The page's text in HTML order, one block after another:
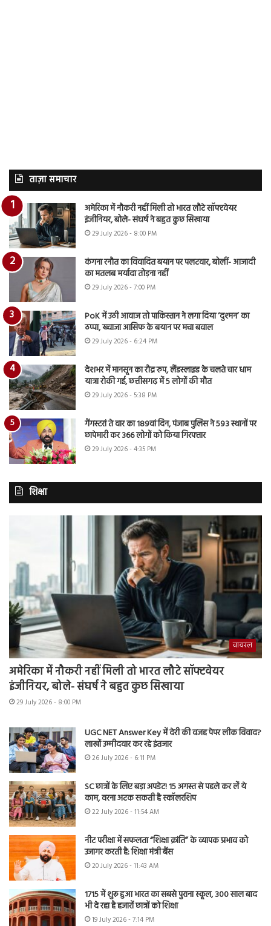
ताज़ा समाचार
अमेरिका में नौकरी नहीं मिली तो भारत लौटे सॉफ्टवेयर
इंजीनियर, बोले- संघर्ष ने बहुत कुछ सिखाया
29 July 2026 - 8:00 PM
कंगना रनौत का विवादित बयान पर पलटवार, बोलीं- आजादी
का मतलब मर्यादा तोड़ना नहीं
29 July 2026 - 7:00 PM
PoK में उठी आवाज तो पाकिस्तान ने लगा दिया ‘दुश्मन’ का
ठप्पा, ख्वाजा आसिफ के बयान पर मचा बवाल
29 July 2026 - 6:24 PM
देशभर में मानसून का रौद्र रुप, लैंडस्लाइड के चलते चार धाम
यात्रा रोकी गई, छत्तीसगढ़ में 5 लोगों की मौत
29 July 2026 - 5:38 PM
गैंगस्टरां ते वार का 189वां दिन, पंजाब पुलिस ने 593 स्थानों पर
छापेमारी कर 366 लोगों को किया गिरफ्तार
29 July 2026 - 4:35 PM
शिक्षा
वायरल
अमेरिका में नौकरी नहीं मिली तो भारत लौटे सॉफ्टवेयर
इंजीनियर, बोले- संघर्ष ने बहुत कुछ सिखाया
29 July 2026 - 8:00 PM
UGC NET Answer Key में देरी की वजह पेपर लीक विवाद?
लाखों उम्मीदवार कर रहे इंतजार
26 July 2026 - 6:11 PM
SC छात्रों के लिए बड़ा अपडेट! 15 अगस्त से पहले कर लें ये
काम, वरना अटक सकती है स्कॉलरशिप
22 July 2026 - 11:54 AM
नीट परीक्षा में सफलता “शिक्षा क्रांति” के व्यापक प्रभाव को
उजागर करती है: शिक्षा मंत्री बैंस
20 July 2026 - 11:43 AM
1715 में शुरू हुआ भारत का सबसे पुराना स्कूल, 300 साल बाद
भी दे रहा है हजारों छात्रों को शिक्षा
19 July 2026 - 7:14 PM